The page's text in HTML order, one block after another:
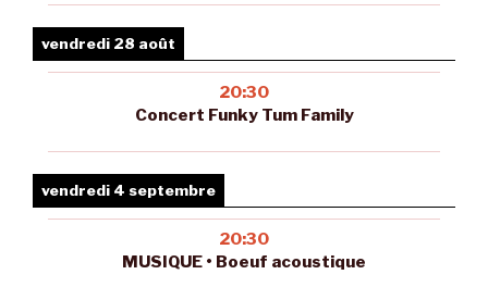
vendredi 28 août
20:30
Concert Funky Tum Family
vendredi 4 septembre
20:30
MUSIQUE • Boeuf acoustique